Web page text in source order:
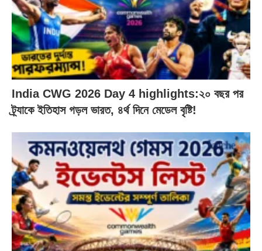
India CWG 2026 Day 4 highlights:২০ বছর পর
ট্র্যাকে ইতিহাস গড়ল ভারত, ৪র্থ দিনে মেডেল বৃষ্টি!